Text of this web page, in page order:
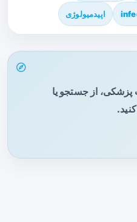
اپیدمیولوژی
پزشکی، از جستجو یا